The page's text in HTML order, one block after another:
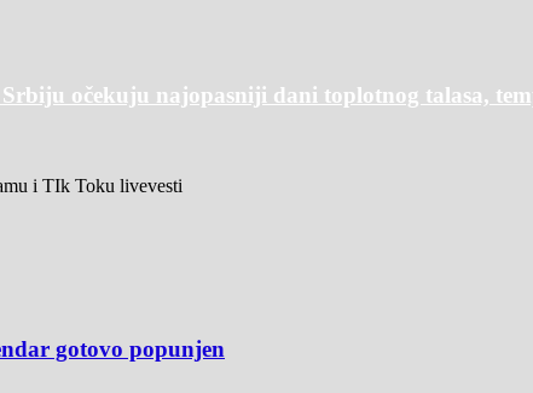
očekuju najopasniji dani toplotnog talasa,
i TIk Toku livevesti
gotovo popunjen